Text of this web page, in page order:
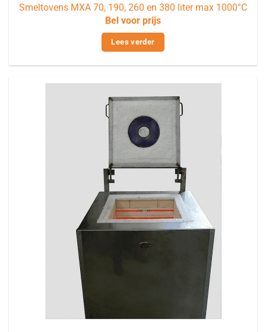
Smeltovens MXA 70, 190, 260 en 380 liter max 1000°C
Bel voor prijs
Lees verder